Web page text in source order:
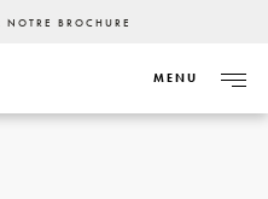
NOTRE BROCHURE
MENU